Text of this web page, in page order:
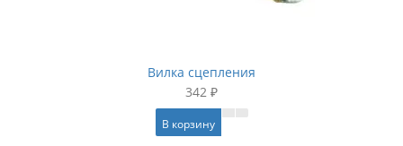
Вилка сцепления
342 ₽
В корзину